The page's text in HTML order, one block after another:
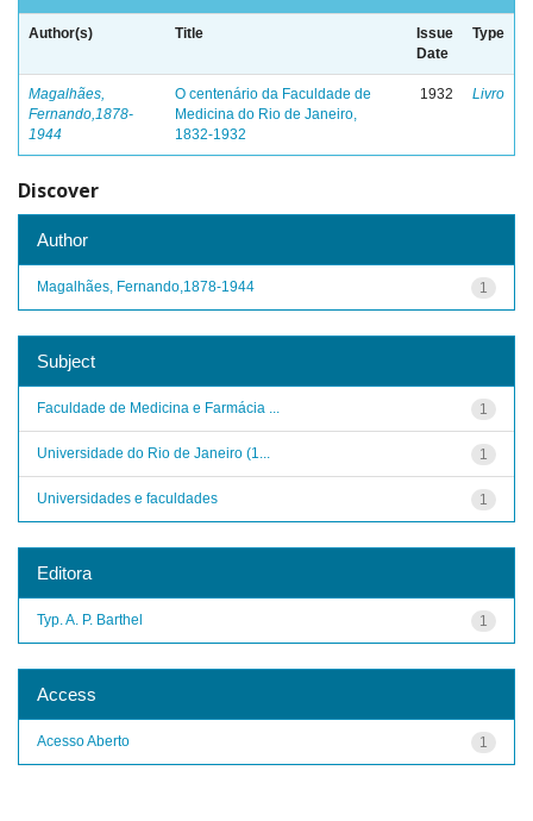
Author(s) Title
Issue
Date
Type
Magalhães,
Fernando,1878-
1944
O centenário da Faculdade de
Medicina do Rio de Janeiro,
1832-1932
1932 Livro
Discover
Author
1
Magalhães, Fernando,1878-1944
Subject
1
Faculdade de Medicina e Farmácia ...
1
Universidade do Rio de Janeiro (1...
1
Universidades e faculdades
Editora
1
Typ. A. P. Barthel
Access
1
Acesso Aberto